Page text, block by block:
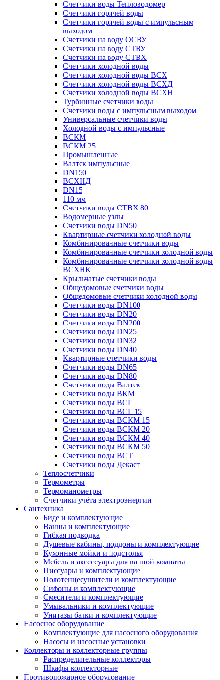
Счетчики воды Тепловодомер
Счетчики горячей воды
Счетчики горячей воды с импульсным
выходом
Счетчики на воду ОСВУ
Счетчики на воду СТВУ
Счетчики на воду СТВХ
Счетчики холодной воды
Счетчики холодной воды ВСХ
Счетчики холодной воды ВСХД
Счетчики холодной воды ВСХН
Турбинные счетчики воды
Счетчики воды с импульсным выходом
Универсальные счетчики воды
Холодной воды с импульсные
ВСКМ
ВСКМ 25
Промышленные
Валтек импульсные
DN150
ВСХНД
DN15
110 мм
Счетчики воды СТВХ 80
Водомерные узлы
Счетчики воды DN50
Квартирные счетчики холодной воды
Комбинированные счетчики воды
Комбинированные счетчики холодной воды
Комбинированные счетчики холодной воды
ВСХНК
Крыльчатые счетчики воды
Общедомовые счетчики воды
Общедомовые счетчики холодной воды
Счетчики воды DN100
Счетчики воды DN20
Счетчики воды DN200
Счетчики воды DN25
Счетчики воды DN32
Счетчики воды DN40
Квартирные счетчики воды
Счетчики воды DN65
Счетчики воды DN80
Счетчики воды Валтек
Счетчики воды ВКМ
Счетчики воды ВСГ
Счетчики воды ВСГ 15
Счетчики воды ВСКМ 15
Счетчики воды ВСКМ 20
Счетчики воды ВСКМ 40
Счетчики воды ВСКМ 50
Счетчики воды ВСТ
Счетчики воды Декаст
Теплосчетчики
Термометры
Термоманометры
Счётчики учёта электроэнергии
Сантехника
Биде и комплектующие
Ванны и комплектующие
Гибкая подводка
Душевые кабины, поддоны и комплектующие
Кухонные мойки и подстолья
Мебель и аксессуары для ванной комнаты
Писсуары и комплектующие
Полотенцесушители и комплектующие
Сифоны и комплектующие
Смесители и комплектующие
Умывальники и комплектующие
Унитазы бачки и комплектующие
Насосное оборудование
Комплектующие для насосного оборудования
Насосы и насосные установки
Коллекторы и коллекторные группы
Распределительные коллекторы
Шкафы коллекторные
Противопожарное оборудование